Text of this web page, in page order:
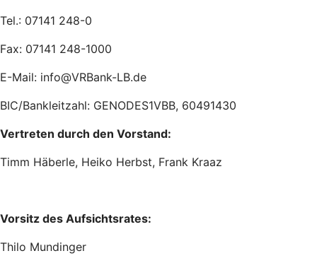
Tel.: 07141 248-0
Fax: 07141 248-1000
E-Mail: info@VRBank-LB.de
BIC/Bankleitzahl: GENODES1VBB, 60491430
Vertreten durch den Vorstand:
Timm Häberle, Heiko Herbst, Frank Kraaz
Vorsitz des Aufsichtsrates:
Thilo Mundinger